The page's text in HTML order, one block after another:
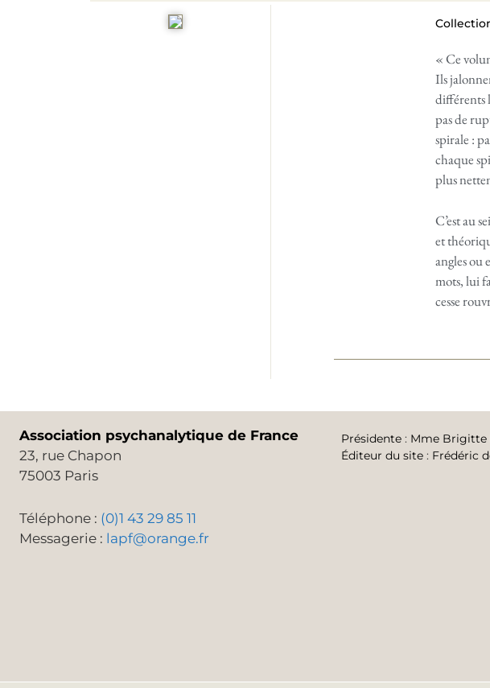
« Ce
Ils
différents
pas de
spirale :
chaque
plus
C’est au
et
angles ou
mots, lui
cesse
Association psychanalytique de France
23, rue Chapon
75003 Paris
Téléphone : (0)1 43 29 85 11
Messagerie : lapf@orange.fr
Présidente: Mme Brigitte
Éditeur du site: Frédéric